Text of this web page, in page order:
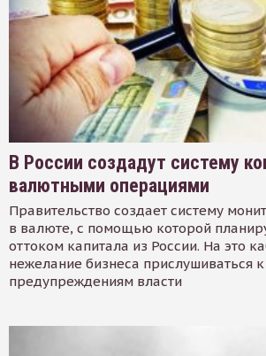
В России создадут систему
валютными операциями
Правительство создает систему
в валюте, с помощью которой
оттоком капитала из России. На это
нежелание бизнеса прислушиваться к
предупреждениям власти